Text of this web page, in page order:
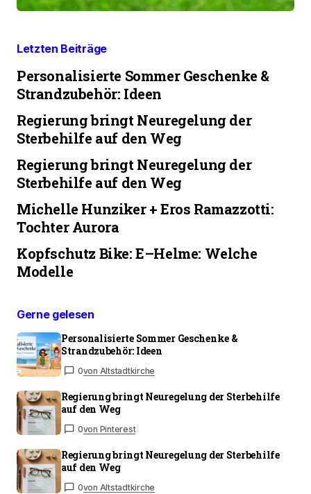
Letzten Beiträge
Personalisierte Sommer Geschenke &
Strandzubehör: Ideen
Regierung bringt Neuregelung der
Sterbehilfe auf den Weg
Regierung bringt Neuregelung der
Sterbehilfe auf den Weg
Michelle Hunziker + Eros Ramazzotti:
Tochter Aurora
Kopfschutz Bike: E–Helme: Welche
Modelle
Gerne gelesen
Personalisierte Sommer Geschenke &
Strandzubehör: Ideen
0von Altstadtkirche
Regierung bringt Neuregelung der Sterbehilfe
auf den Weg
0von Pinterest
Regierung bringt Neuregelung der Sterbehilfe
auf den Weg
0von Altstadtkirche